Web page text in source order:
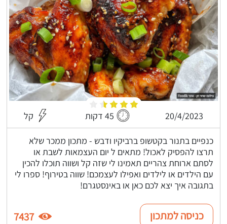
20/4/2023 45 דקות קל
כנפיים בתנור בקטשופ ברביקיו ודבש - מתכון ממכר שלא
תרצו להפסיק לאכול! מתאים ל יום העצמאות לשבת או
לסתם ארוחת צהריים תאמינו לי שזה קל ושווה תוכלו להכין
עם הילדים או לילדים ואפילו לעצמכם! שווה בטירוף! ספרו לי
בתגובה איך יצא לכם כאן או באינסטגרם!
כניסה למתכון 7437